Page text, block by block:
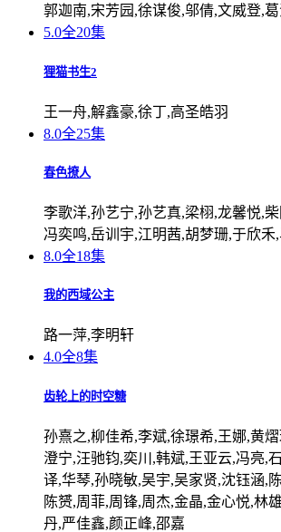
郭迦南,宋芳园,徐谋俊,邬倩,文威登,
5.0全20集
狸猫书生2
王一舟,解鑫豪,徐丁,高圣皓羽
8.0全25集
春色撩人
李歌洋,孙艺宁,孙艺真,梁栩,龙馨悦,
冯奕鸣,岳训宇,江明茜,胡梦珊,于欣禾
8.0全18集
我的西域公主
路一萍,李明轩
4.0全8集
齿轮上的时空糖
孙熹之,柳佳希,李斌,徐璟希,王娜,黄
澄宁,汪驰钧,奕川,韩斌,王亚云,冯亮,
译,华琴,孙晓敏,吴宇,吴家贤,沈钰涵,
陈赟,周菲,周锋,周杰,金晶,金心悦,林
丹,严佳鑫,颜正峰,邵嘉